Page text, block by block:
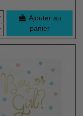
Ajouter au
panier